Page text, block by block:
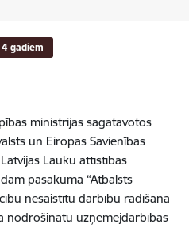
gadiem
ministrijas sagatavotos
un Eiropas Savienības
Lauku attīstības
pasākumā “Atbalsts
nesaistītu darbību radīšanā
nodrošinātu uzņēmējdarbības